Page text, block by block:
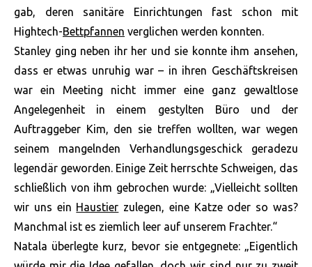
gab, deren sanitäre Einrichtungen fast schon mit
Hightech-Bettpfannen verglichen werden konnten.
Stanley ging neben ihr her und sie konnte ihm ansehen,
dass er etwas unruhig war – in ihren Geschäftskreisen
war ein Meeting nicht immer eine ganz gewaltlose
Angelegenheit in einem gestylten Büro und der
Auftraggeber Kim, den sie treffen wollten, war wegen
seinem mangelnden Verhandlungsgeschick geradezu
legendär geworden. Einige Zeit herrschte Schweigen, das
schließlich von ihm gebrochen wurde: „Vielleicht sollten
wir uns ein Haustier zulegen, eine Katze oder so was?
Manchmal ist es ziemlich leer auf unserem Frachter.“
Natala überlegte kurz, bevor sie entgegnete: „Eigentlich